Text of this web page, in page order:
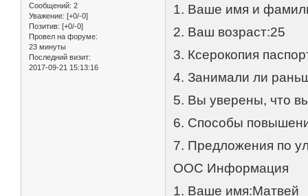
Сообщений: 2
Уважение: [+0/-0]
Позитив: [+0/-0]
Провел на форуме:
23 минуты
Последний визит:
2017-09-21 15:13:16
1. Ваше имя и
2. Ваш возраст:25
3. Ксерокопия
4. Занимали ли
5. Вы уверены, что
6. Способы
7. Предложения по
OOC Информация
1. Ваше имя:Матвей